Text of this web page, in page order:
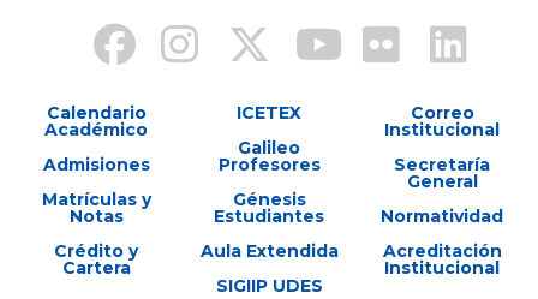
Calendario
Académico
Admisiones
Matrículas y
Notas
Crédito y
Cartera
ICETEX
Galileo
Profesores
Génesis
Estudiantes
Aula Extendida
SIGIIP UDES
Correo
Institucional
Secretaría
General
Normatividad
Acreditación
Institucional